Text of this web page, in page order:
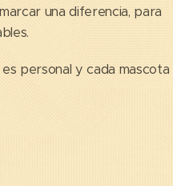
una diferencia, para
personal y cada mascota